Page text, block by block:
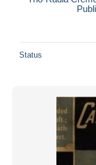
Status